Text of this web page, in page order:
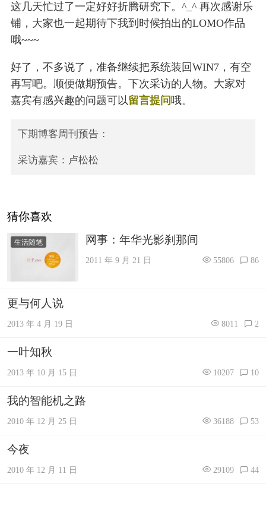
这几天忙过了一定好好折腾研究下。^_^ 再次感谢乐
铺，大家也一起期待下我到时候拍出的LOMO作品
哦~~~
好了，不多说了，准备继续把系统装回WIN7，有空
再写吧。顺便做期预告。下次采访的人物。大家对
嘉宾有感兴趣的问题可以留言提问哦。
下期博客周刊预告：
采访嘉宾：卢松松
猜你喜欢
生活随笔 网事：年华光影刹那间
2011 年 9 月 21 日 55806 86
更与何人说
2013 年 4 月 19 日 8011 2
一叶知秋
2013 年 10 月 15 日 10207 10
我的智能机之路
2010 年 12 月 25 日 36188 53
今夜
2010 年 12 月 11 日 29109 44